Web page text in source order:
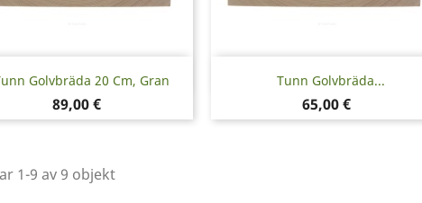
Golvbräda 20 Cm, Gran
Pris
89,00 €
Snabbvy Tunn Golvbräda...
Pris
65,00 €
Snabbvy
1-9 av 9 objekt